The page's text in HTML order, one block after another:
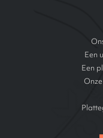
Een
Een